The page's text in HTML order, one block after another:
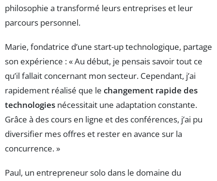
philosophie a transformé leurs entreprises et leur
parcours personnel.
Marie, fondatrice d’une start-up technologique, partage
son expérience : « Au début, je pensais savoir tout ce
qu’il fallait concernant mon secteur. Cependant, j’ai
rapidement réalisé que le changement rapide des
technologies nécessitait une adaptation constante.
Grâce à des cours en ligne et des conférences, j’ai pu
diversifier mes offres et rester en avance sur la
concurrence. »
Paul, un entrepreneur solo dans le domaine du